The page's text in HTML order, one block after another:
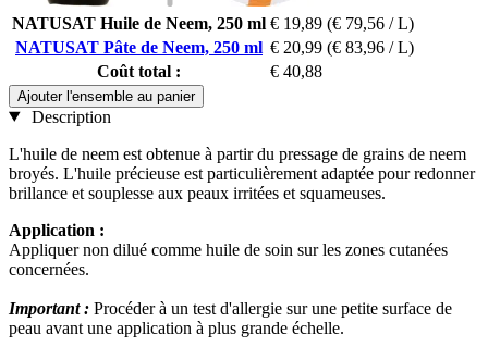
NATUSAT Huile de Neem, 250 ml € 19,89 (€ 79,56 / L)
NATUSAT Pâte de Neem, 250 ml € 20,99 (€ 83,96 / L)
Coût total :
€ 40,88
Ajouter l'ensemble au panier
Description
L'huile de neem est obtenue à partir du pressage de grains de neem
broyés. L'huile précieuse est particulièrement adaptée pour redonner
brillance et souplesse aux peaux irritées et squameuses.
Application :
Appliquer non dilué comme huile de soin sur les zones cutanées
concernées.
Important : Procéder à un test d'allergie sur une petite surface de
peau avant une application à plus grande échelle.